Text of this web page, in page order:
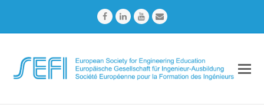
FacebookLinkedInYoutubeEmail